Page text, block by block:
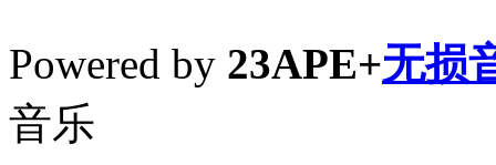
Powered by 23APE+无损
音乐